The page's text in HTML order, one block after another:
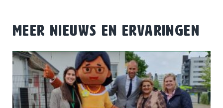
MEER NIEUWS EN ERVARINGEN